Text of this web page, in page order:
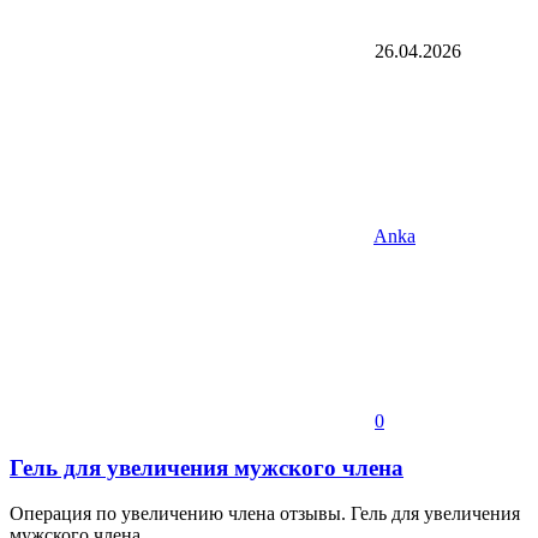
26.04.2026
Anka
0
Гель для увеличения мужского члена
Операция по увеличению члена отзывы. Гель для увеличения